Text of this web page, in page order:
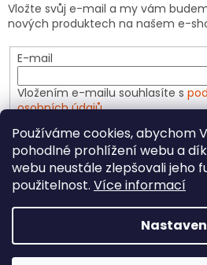
Používáme cookies, abychom
pohodlné prohlížení webu a
webu neustále zlepšovali jeho
použitelnost. Více informací
Vložte svůj e-mail a my vám
nových produktech na našem e-
E-mail
Vložením e-mailu souhlasíte s
osobních údajů
PŘIHLÁSIT SE
Copyright 2026